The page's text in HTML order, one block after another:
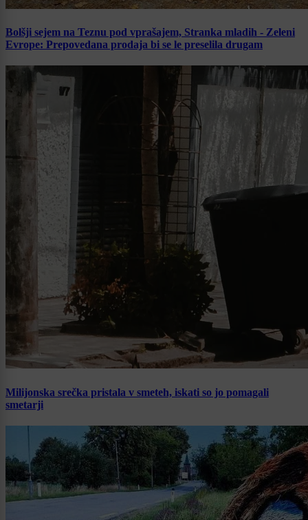
Bolšji sejem na Teznu pod vprašajem, Stranka mladih - Zeleni
Evrope: Prepovedana prodaja bi se le preselila drugam
Milijonska srečka pristala v smeteh, iskati so jo pomagali
smetarji